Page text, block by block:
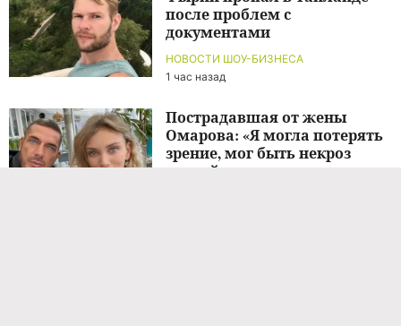
НОВОСТИ ШОУ-БИЗНЕСА
1 час назад
после проблем с
документами
Пострадавшая от жены
Омарова: «Я могла потерять
зрение, мог быть некроз
тканей»